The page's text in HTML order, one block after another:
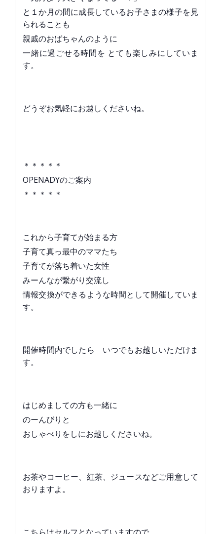
と１か月の間に成長しているお子さまの様子を見
られることも
親戚のおばちゃんのように
一緒に過ごせる時間を とても楽しみにしていま
す。
どうぞお気軽にお越しくださいね。
＊＊＊＊＊
OPENADYのご案内
＊＊＊＊＊
これから子育てが始まる方
子育て真っ最中のママたち
子育てが落ち着いた女性
みーんなが繋がり交流し
情報交換ができるような時間として開催していま
す。
開催時間内でしたら いつでもお越しいただけま
す。
はじめましての方も一緒に
のーんびりと
おしゃべりをしにお越しくださいね。
お茶やコーヒー、紅茶、ジュースなどご用意して
おりますよ。